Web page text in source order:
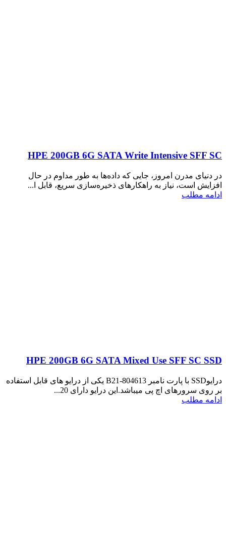
HPE 200GB 6G SATA Write Intensive SFF SC
در دنیای مدرن امروز، جایی که داده‌ها به طور مداوم در حال
افزایش است، نیاز به راهکارهای ذخیره‌سازی سریع، قابل ا...
ادامه مطلب
HPE 200GB 6G SATA Mixed Use SFF SC SSD
درایوSSD با پارت نامبر 804613-B21 یکی از درایو های قابل استفاده
بر روی سرورهای اچ پی میباشد.این درایو دارای 20...
ادامه مطلب